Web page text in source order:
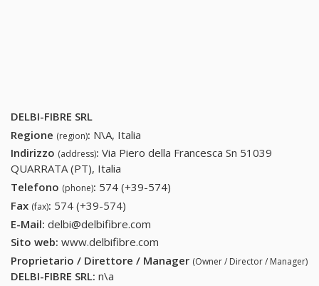
DELBI-FIBRE SRL
Regione (region): N\A, Italia
Indirizzo (address): Via Piero della Francesca Sn 51039
QUARRATA (PT), Italia
Telefono (phone): 574 (+39-574)
Fax (fax): 574 (+39-574)
E-Mail: delbi@delbifibre.com
Sito web: www.delbifibre.com
Proprietario / Direttore / Manager (Owner / Director / Manager)
DELBI-FIBRE SRL: n\a